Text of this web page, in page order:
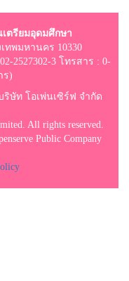
ตรียมอุดมศึกษา
ทพมหานคร 10330
2527302-3 โทรสาร : 0-
ร)
ริษัท โอเพ่นเซิร์ฟ จำกัด
All rights reserved.
Public Company